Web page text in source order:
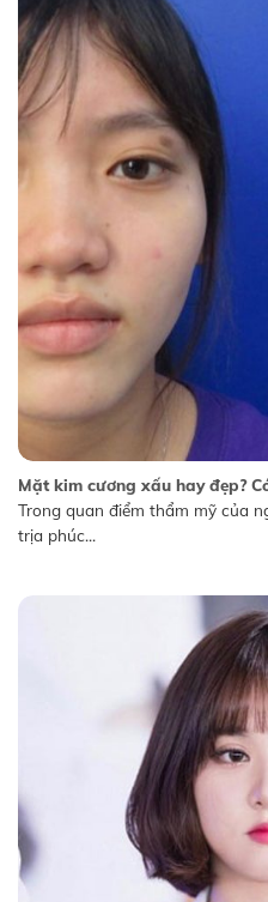
Mặt kim cương xấu hay đẹp?
Trong quan điểm thẩm mỹ của
trịa phúc...